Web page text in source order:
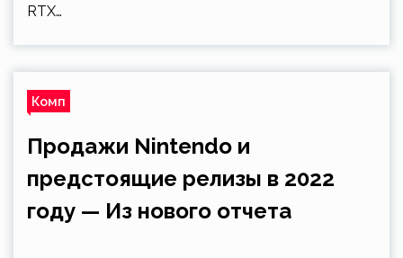
RTX…
Комп
Продажи Nintendo и
предстоящие релизы в 2022
году — Из нового отчета